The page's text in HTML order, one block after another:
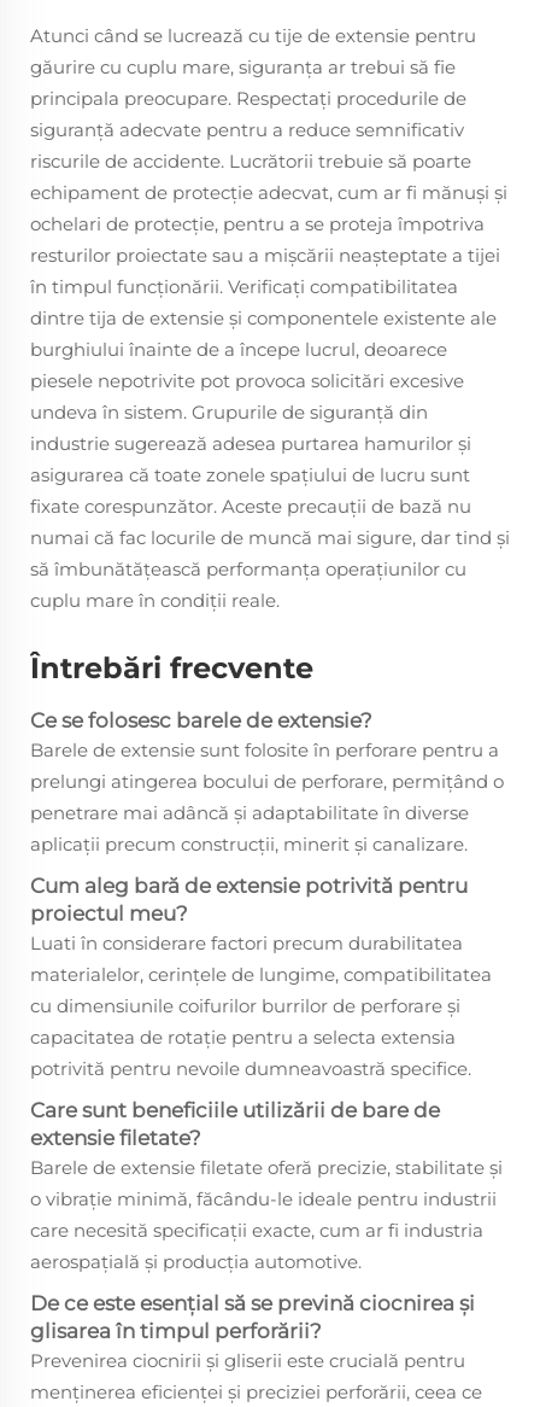
Atunci când se lucrează cu tije de extensie pentru
găurire cu cuplu mare, siguranța ar trebui să fie
principala preocupare. Respectați procedurile de
siguranță adecvate pentru a reduce semnificativ
riscurile de accidente. Lucrătorii trebuie să poarte
echipament de protecție adecvat, cum ar fi mănuși și
ochelari de protecție, pentru a se proteja împotriva
resturilor proiectate sau a mișcării neașteptate a tijei
în timpul funcționării. Verificați compatibilitatea
dintre tija de extensie și componentele existente ale
burghiului înainte de a începe lucrul, deoarece
piesele nepotrivite pot provoca solicitări excesive
undeva în sistem. Grupurile de siguranță din
industrie sugerează adesea purtarea hamurilor și
asigurarea că toate zonele spațiului de lucru sunt
fixate corespunzător. Aceste precauții de bază nu
numai că fac locurile de muncă mai sigure, dar tind și
să îmbunătățească performanța operațiunilor cu
cuplu mare în condiții reale.
Întrebări frecvente
Ce se folosesc barele de extensie?
Barele de extensie sunt folosite în perforare pentru a
prelungi atingerea bocului de perforare, permițând o
penetrare mai adâncă și adaptabilitate în diverse
aplicații precum construcții, minerit și canalizare.
Cum aleg bară de extensie potrivită pentru
proiectul meu?
Luati în considerare factori precum durabilitatea
materialelor, cerințele de lungime, compatibilitatea
cu dimensiunile coifurilor burrilor de perforare și
capacitatea de rotație pentru a selecta extensia
potrivită pentru nevoile dumneavoastră specifice.
Care sunt beneficiile utilizării de bare de
extensie filetate?
Barele de extensie filetate oferă precizie, stabilitate și
o vibrație minimă, făcându-le ideale pentru industrii
care necesită specificații exacte, cum ar fi industria
aerospațială și producția automotive.
De ce este esențial să se prevină ciocnirea și
glisarea în timpul perforării?
Prevenirea ciocnirii și gliserii este crucială pentru
menținerea eficienței și preciziei perforării, ceea ce